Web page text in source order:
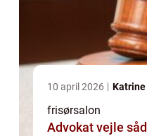
10 april 2026
frisørsalon
Advokat vejle sådan vælger du den